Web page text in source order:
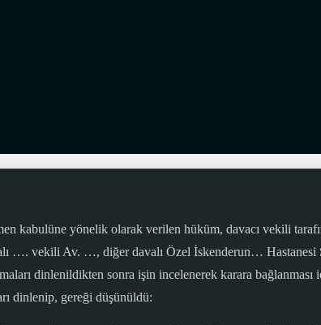
kabulüne yönelik olarak verilen hüküm, davacı vekili
…. vekili Av. …, diğer davalı Özel İskenderun… Hastanesi
dinlenildikten sonra işin incelenerek karara bağlanması
dinlenip, gereği düşünüldü: